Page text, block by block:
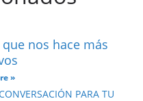
nos hace más
»